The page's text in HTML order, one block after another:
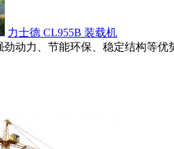
力士德 CL955B 装载机
劲动力、节能环保、稳定结构等